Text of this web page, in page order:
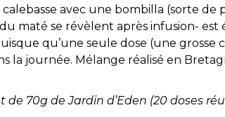
avec une bombilla (sorte de
maté se révèlent après infusion-
qu’une seule dose (une
la journée. Mélange réalisé en
de 70g de Jardin d’Eden (20 doses